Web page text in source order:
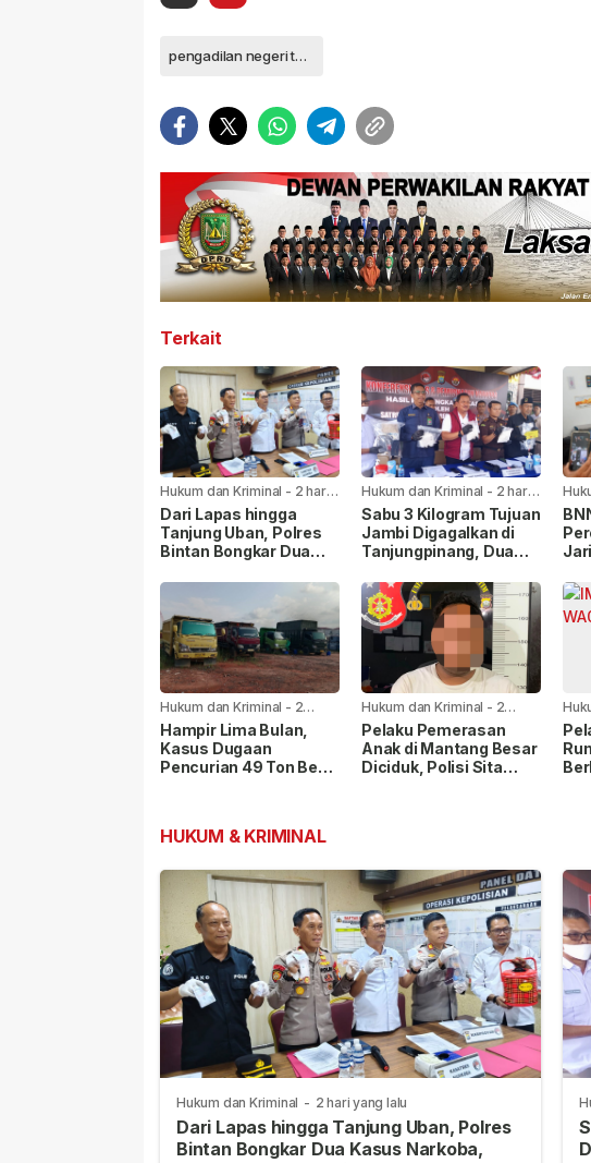
pengadilan negeri tanjungpinang
Terkait
Hukum dan Kriminal - 2 hari
yang lalu
Dari Lapas hingga
Tanjung Uban, Polres
Bintan Bongkar Dua
Tersangka Dibekuk
Hukum dan Kriminal - 2 hari
yang lalu
Sabu 3 Kilogram Tujuan
Jambi Digagalkan di
Tanjungpinang, Dua
Hukum dan Kriminal - 2
minggu yang lalu
Hampir Lima Bulan,
Kasus Dugaan
Pencurian 49 Ton Besi
Hukum dan Kriminal - 2
minggu yang lalu
Pelaku Pemerasan
Anak di Mantang Besar
Diciduk, Polisi Sita
HUKUM & KRIMINAL
Hukum dan Kriminal - 2 hari yang lalu
Dari Lapas hingga Tanjung Uban, Polres
Bintan Bongkar Dua Kasus Narkoba,